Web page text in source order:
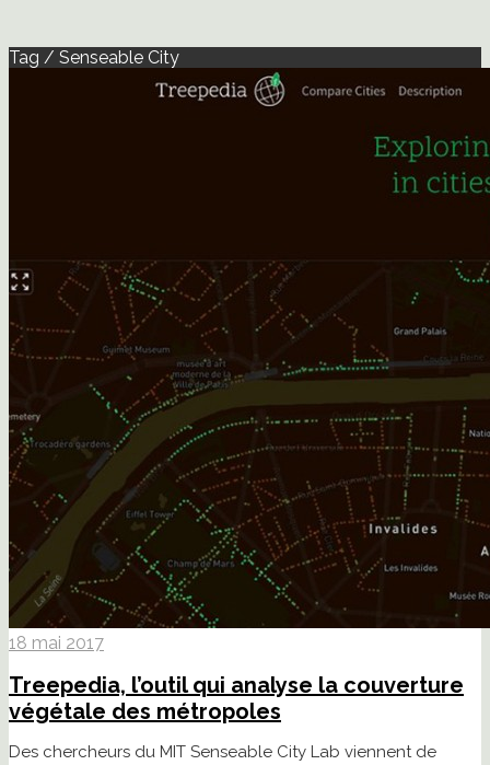
Tag / Senseable City
18 mai 2017
Treepedia, l’outil qui analyse la couverture
végétale des métropoles
Des chercheurs du MIT Senseable City Lab viennent de